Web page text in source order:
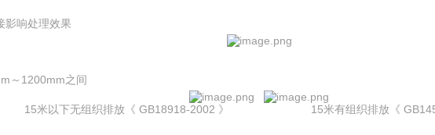
影响处理效果
～1200mm之间
15米以下无组织排放《 GB18918-2002 》 15米有组织排放《